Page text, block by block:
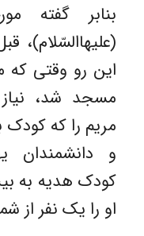
بنابر گفته
(علیهاالسّلام)،
این رو وقتی که
مسجد شد،
مریم را که کودک
و دانشمندان
کودک هدیه به
او را یک نفر از